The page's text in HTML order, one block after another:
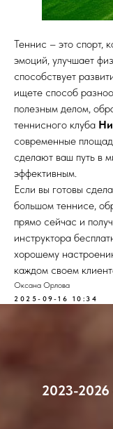
Теннис – это спорт,
эмоций, улучшает
способствует
ищете способ
полезным делом,
теннисного клуба
современные
сделают ваш путь в
эффективным.
Если вы готовы
большом теннисе,
прямо сейчас и
инструктора
хорошему
каждом своем
Оксана Орлова
2025-09-16 10:34
2023-2026